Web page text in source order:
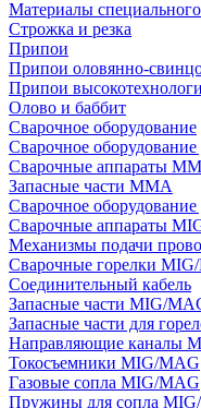
Материалы
Строжка и резка
Припои
Припои оловянно-
Припои
Олово и баббит
Сварочное оборудование
Сварочное
Сварочные аппараты
Запасные части MMA
Сварочное
Сварочные аппараты
Механизмы подачи
Сварочные горелки
Соединительный кабель
Запасные части MIG/
Запасные части для
Направляющие каналы
Токосъемники MIG/MAG
Газовые сопла MIG/MAG
Пружины для сопла